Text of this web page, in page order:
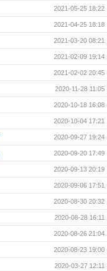
2021-05-25 18:22
2021-04-25 18:18
2021-03-20 08:21
2021-02-09 19:14
2021-02-02 20:45
2020-11-28 11:05
2020-10-18 16:08
2020-10-04 17:21
2020-09-27 19:24
2020-09-20 17:49
2020-09-13 20:19
2020-09-06 17:51
2020-08-30 20:32
2020-08-28 16:11
2020-08-26 21:04
2020-08-23 19:00
2020-03-27 12:11